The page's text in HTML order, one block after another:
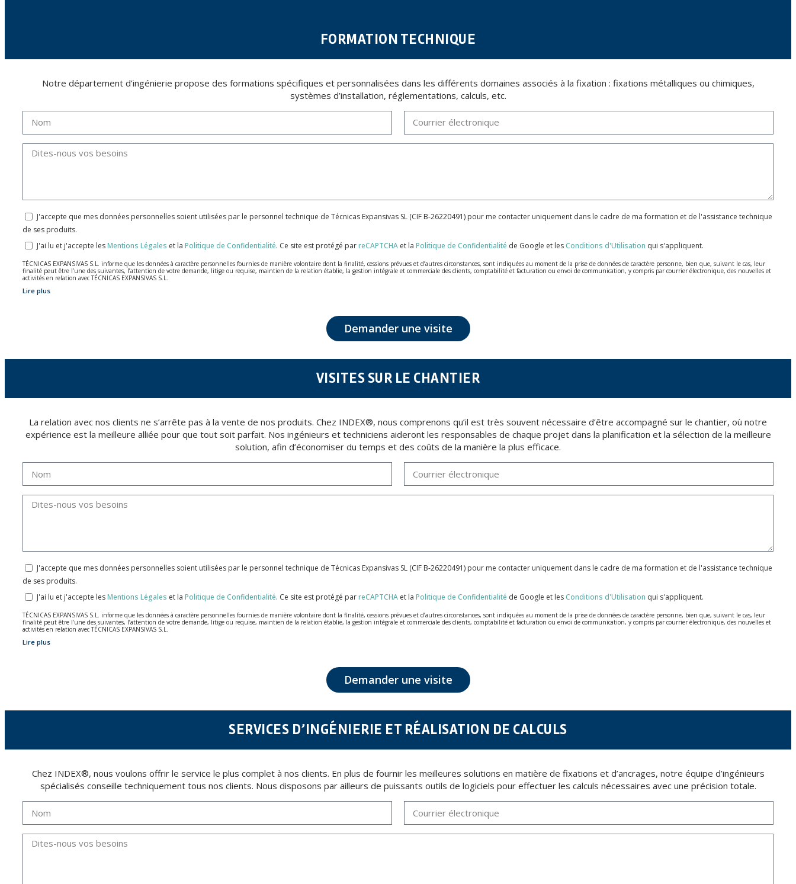
FORMATION TECHNIQUE
Notre département d’ingénierie propose des formations spécifiques et personnalisées dans les différents domaines associés à la fixation : fixations métalliques ou chimiques,
systèmes d’installation, réglementations, calculs, etc.
J'accepte que mes données personnelles soient utilisées par le personnel technique de Técnicas Expansivas SL (CIF B-26220491) pour me contacter uniquement dans le cadre de ma formation et de l'assistance technique
de ses produits.
J'ai lu et j'accepte lesMentions Légales et la Politique de Confidentialité. Ce site est protégé parreCAPTCHA et la Politique de Confidentialité de Google et lesConditions d'Utilisation qui s'appliquent.
TÉCNICAS EXPANSIVAS S.L. informe que les données à caractère personnelles fournies de manière volontaire dont la finalité, cessions prévues et d’autres circonstances, sont indiquées au moment de la prise de données de caractère personne, bien que, suivant le cas, leur
finalité peut être l’une des suivantes, l’attention de votre demande, litige ou requise, maintien de la relation établie, la gestion intégrale et commerciale des clients, comptabilité et facturation ou envoi de communication, y compris par courrier électronique, des nouvelles et
activités en relation avec TÉCNICAS EXPANSIVAS S.L.
Les données de nos fichiers sont absolument confidentielles et seront traitées avec la plus grande confidentialité et répondent à toutes les exigences prévues par la loi 15/1999 du 13 décembre sur la protection des données personnelles.
L’usager peut à tout moment exercer son droit d'accès, de rectification, d'annulation et d'opposition en vertu des dispositions au Règlement Général sur la Protection des Données 2016 (RGPD) en envoyant une lettre accompagnée d'une photocopie de votre pièce d’identité,
Lire plus
Demander une visite
VISITES SUR LE CHANTIER
La relation avec nos clients ne s’arrête pas à la vente de nos produits. Chez INDEX®, nous comprenons qu’il est très souvent nécessaire d’être accompagné sur le chantier, où notre
expérience est la meilleure alliée pour que tout soit parfait. Nos ingénieurs et techniciens aideront les responsables de chaque projet dans la planification et la sélection de la meilleure
solution, afin d’économiser du temps et des coûts de la manière la plus efficace.
J'accepte que mes données personnelles soient utilisées par le personnel technique de Técnicas Expansivas SL (CIF B-26220491) pour me contacter uniquement dans le cadre de ma formation et de l'assistance technique
de ses produits.
J'ai lu et j'accepte lesMentions Légales et la Politique de Confidentialité. Ce site est protégé parreCAPTCHA et la Politique de Confidentialité de Google et lesConditions d'Utilisation qui s'appliquent.
TÉCNICAS EXPANSIVAS S.L. informe que les données à caractère personnelles fournies de manière volontaire dont la finalité, cessions prévues et d’autres circonstances, sont indiquées au moment de la prise de données de caractère personne, bien que, suivant le cas, leur
finalité peut être l’une des suivantes, l’attention de votre demande, litige ou requise, maintien de la relation établie, la gestion intégrale et commerciale des clients, comptabilité et facturation ou envoi de communication, y compris par courrier électronique, des nouvelles et
activités en relation avec TÉCNICAS EXPANSIVAS S.L.
Les données de nos fichiers sont absolument confidentielles et seront traitées avec la plus grande confidentialité et répondent à toutes les exigences prévues par la loi 15/1999 du 13 décembre sur la protection des données personnelles.
L’usager peut à tout moment exercer son droit d'accès, de rectification, d'annulation et d'opposition en vertu des dispositions au Règlement Général sur la Protection des Données 2016 (RGPD) en envoyant une lettre accompagnée d'une photocopie de votre pièce d’identité,
Lire plus
Demander une visite
SERVICES D’INGÉNIERIE ET RÉALISATION DE CALCULS
Chez INDEX®, nous voulons offrir le service le plus complet à nos clients. En plus de fournir les meilleures solutions en matière de fixations et d’ancrages, notre équipe d’ingénieurs
spécialisés conseille techniquement tous nos clients. Nous disposons par ailleurs de puissants outils de logiciels pour effectuer les calculs nécessaires avec une précision totale.